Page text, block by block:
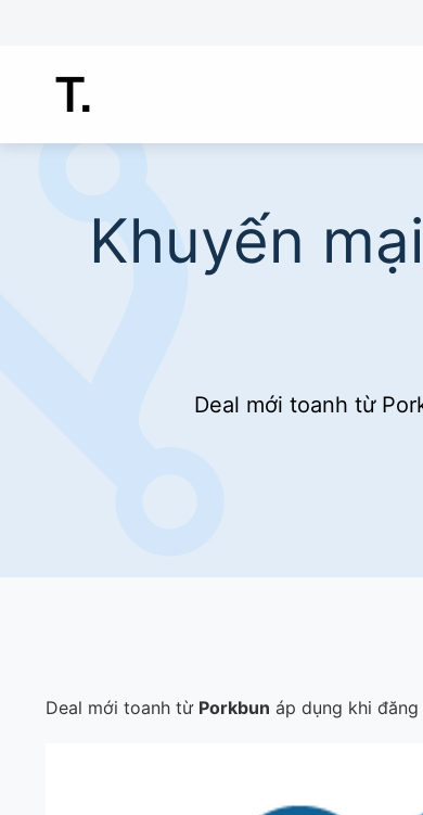
Khuyến
Deal mới toanh từ
Deal mới toanh từ Porkbun áp dụng khi